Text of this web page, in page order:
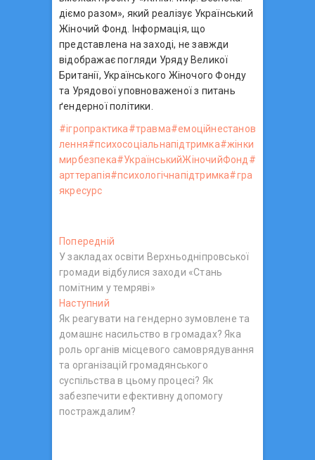
діємо разом», який реалізує Український
Жіночий Фонд. Інформація, що
представлена на заході, не завжди
відображає погляди Уряду Великої
Британії, Українського Жіночого Фонду
та Урядової уповноваженої з питань
ґендерної політики.
#ігропрактика#травма#емоційнестанов
лення#психосоціальнапідтримка#жінки
мирбезпека#УкраїнськийЖіночийФонд #
арттерапія#психологічнапідтримка#гра
якресурс
Н
а
в
і
г
а
ц
і
Попередній
о
п
е
е
д
н
і
й
п
о
У закладах освіти Верхньодніпровської
громади відбулися заходи «Стань
помітним у темряві»
Наступний
а
с
т
у
п
н
и
Як реагувати на гендерно зумовлене та
домашнє насильство в громадах? Яка
роль органів місцевого самоврядування
та організацій громадянського
суспільства в цьому процесі? Як
забезпечити ефективну допомогу
постраждалим?